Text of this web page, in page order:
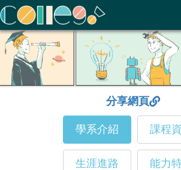
ColleGo! 大學選才與高中育才輔助系統
分享網頁
學系介紹 課程
生涯進路 能力